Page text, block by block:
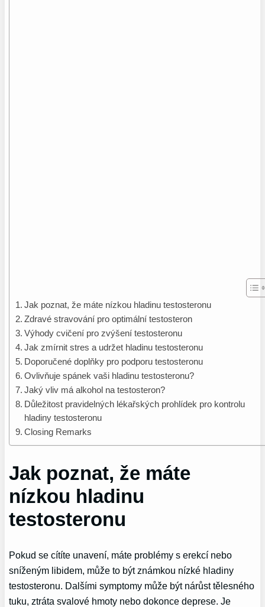
Jak poznat, že máte nízkou hladinu testosteronu
Zdravé stravování pro optimální testosteron
Výhody cvičení pro zvýšení testosteronu
Jak zmírnit stres a udržet hladinu testosteronu
Doporučené doplňky pro podporu testosteronu
Ovlivňuje spánek vaši hladinu testosteronu?
Jaký vliv má alkohol na testosteron?
Důležitost pravidelných lékařských prohlídek pro kontrolu
hladiny testosteronu
Closing Remarks
Jak poznat, že máte
nízkou hladinu
testosteronu
Pokud se cítíte unavení, máte problémy s erekcí nebo
sníženým libidem, může to být známkou nízké hladiny
testosteronu. Dalšími symptomy může být nárůst tělesného
tuku, ztráta svalové hmoty nebo dokonce deprese. Je